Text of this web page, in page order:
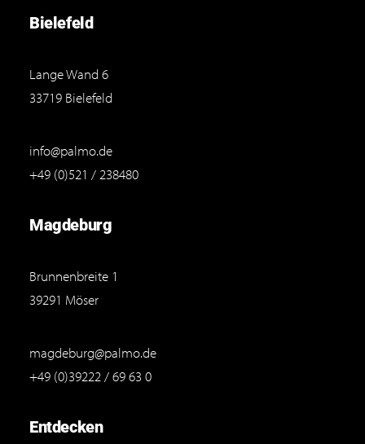
Bielefeld
Lange Wand 6
33719 Bielefeld
info@palmo.de
+49 (0)521 / 238480
Magdeburg
Brunnenbreite 1
39291 Möser
magdeburg@palmo.de
+49 (0)39222 / 69 63 0
Entdecken